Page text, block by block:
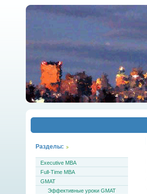
Разделы:
Executive MBA
Full-Time MBA
GMAT
Эффективные уроки GMAT